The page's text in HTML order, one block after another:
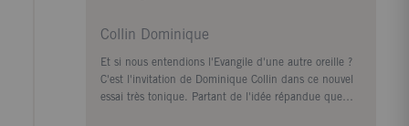
Collin Dominique
Et si nous entendions l'Evangile d'une autre oreille ?
C'est l'invitation de Dominique Collin dans ce nouvel
essai très tonique. Partant de l'idée répandue que